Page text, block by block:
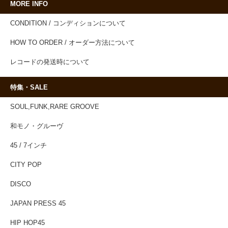
MORE INFO
CONDITION / コンディションについて
HOW TO ORDER / オーダー方法について
レコードの発送時について
特集・SALE
SOUL,FUNK,RARE GROOVE
和モノ・グルーヴ
45 / 7インチ
CITY POP
DISCO
JAPAN PRESS 45
HIP HOP45